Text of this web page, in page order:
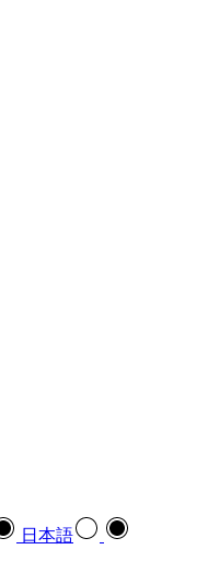
日本語